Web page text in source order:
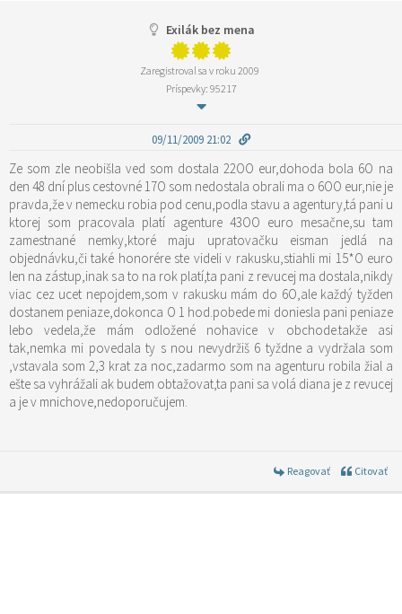
Exilák bez mena
Zaregistroval sa v roku 2009
Príspevky: 95217
09/11/2009 21:02
Ze som zle neobišla ved som dostala 22OO eur,dohoda bola 6O na
den 48 dní plus cestovné 17O som nedostala obrali ma o 6OO eur,nie je
pravda,že v nemecku robia pod cenu,podla stavu a agentury,tá pani u
ktorej som pracovala platí agenture 43OO euro mesačne,su tam
zamestnané nemky,ktoré maju upratovačku eisman jedlá na
objednávku,či také honorére ste videli v rakusku,stiahli mi 15*O euro
len na zástup,inak sa to na rok platí,ta pani z revucej ma dostala,nikdy
viac cez ucet nepojdem,som v rakusku mám do 6O,ale každý tyžden
dostanem peniaze,dokonca O 1 hod.pobede mi doniesla pani peniaze
lebo vedela,že mám odložené nohavice v obchode.takže asi
tak,nemka mi povedala ty s nou nevydržiš 6 tyždne a vydržala som
,vstavala som 2,3 krat za noc,zadarmo som na agenturu robila žial a
ešte sa vyhrážali ak budem obtažovat,ta pani sa volá diana je z revucej
a je v mnichove,nedoporučujem.
Reagovať Citovať